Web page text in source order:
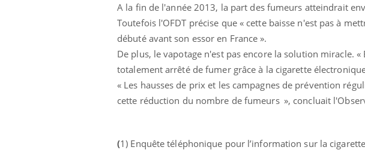
A la fin de l'année 2013, la part des fumeurs atteindrait
Toutefois l'OFDT précise que « cette baisse n'est pas à
débuté avant son essor en France ».
De plus, le vapotage n'est pas encore la solution miracle.
totalement arrêté de fumer grâce à la cigarette
« Les hausses de prix et les campagnes de prévention
cette réduction du nombre de fumeurs », concluait
(1) Enquête téléphonique pour l’information sur la